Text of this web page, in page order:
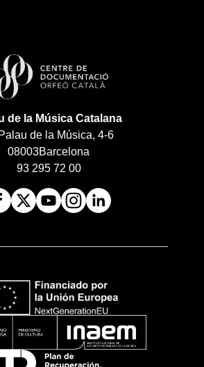
de la Música Catalana
de la Música, 4-6
08003Barcelona
93 295 72 00